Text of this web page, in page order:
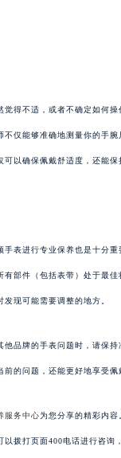
觉得不适，或者不确定如何
不仅能够准确地测量你的手
以确保佩戴舒适度，还能保
手表进行专业保养也是十分
有部件（包括表带）处于最
现可能需要调整的地方。
他品牌的手表问题时，请保
的问题，还能更好地享受佩
服务中心为您分享的精彩内
拨打页面400电话进行咨询